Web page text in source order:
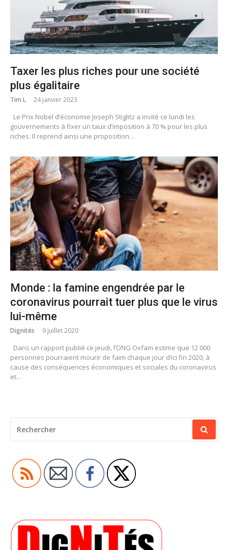
Taxer les plus riches pour une société
plus égalitaire
Tim L 24 janvier 2023
Le Prix Nobel d’économie Joseph Stiglitz a invité ce lundi les
gouvernements à fixer un taux d’imposition à 70 % pour les plus
riches. Il reprend ainsi une proposition…
Monde : la famine engendrée par le
coronavirus pourrait tuer plus que le virus
lui-même
Dignités 9 juillet 2020
Dans un rapport publié ce jeudi, l’ONG Oxfam estime que 12 000
personnes pourraient mourir de faim chaque jour d’ici fin 2020, à
cause des conséquences économiques et sociales du coronavirus
et…
POUR
: